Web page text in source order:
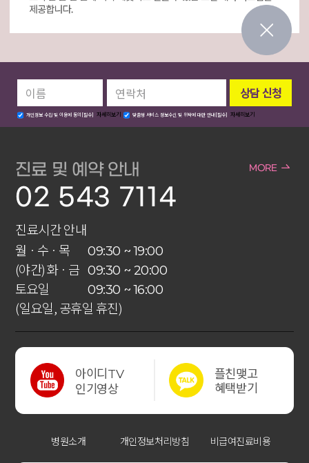
개인정보 수집 및 이용에 동의[필수] 자세히보기 맞춤형 서비스 정보수신 및 위탁에 대한 안내[필수] 자세히보기
진료 및 예약 안내 MORE
02 543 7114
진료시간 안내
월 · 수 · 목
09:30 ~ 19:00
(야간) 화 · 금 09:30 ~ 20:00
토요일 09:30 ~ 16:00
(일요일, 공휴일 휴진)
아이디TV
인기영상
플친맺고
혜택받기
병원소개 개인정보처리방침 비급여진료비용